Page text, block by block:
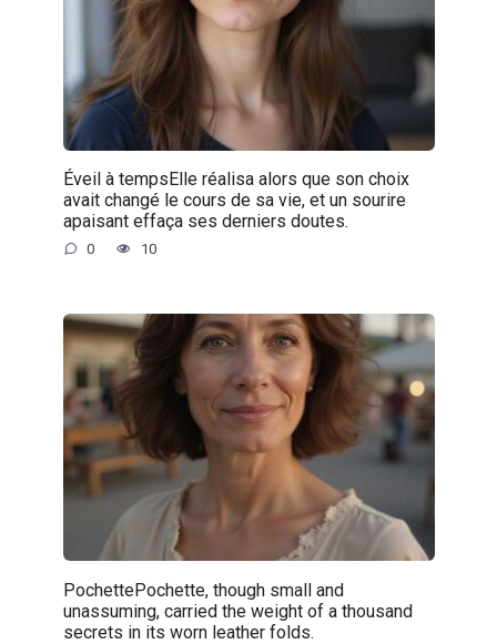
Éveil à tempsElle réalisa alors que son choix
avait changé le cours de sa vie, et un sourire
apaisant effaça ses derniers doutes.
0 10
PochettePochette, though small and
unassuming, carried the weight of a thousand
secrets in its worn leather folds.